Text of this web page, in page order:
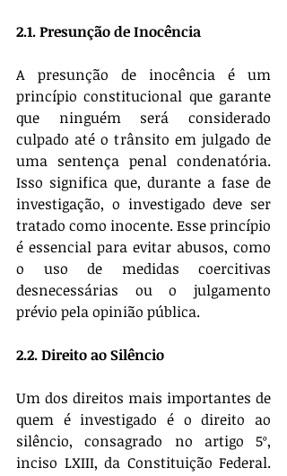
2.1. Presunção de Inocência
A presunção de inocência é um
princípio constitucional que garante
que ninguém será considerado
culpado até o trânsito em julgado de
uma sentença penal condenatória.
Isso significa que, durante a fase de
investigação, o investigado deve ser
tratado como inocente. Esse princípio
é essencial para evitar abusos, como
o uso de medidas coercitivas
desnecessárias ou o julgamento
prévio pela opinião pública.
2.2. Direito ao Silêncio
Um dos direitos mais importantes de
quem é investigado é o direito ao
silêncio, consagrado no artigo 5º,
inciso LXIII, da Constituição Federal.